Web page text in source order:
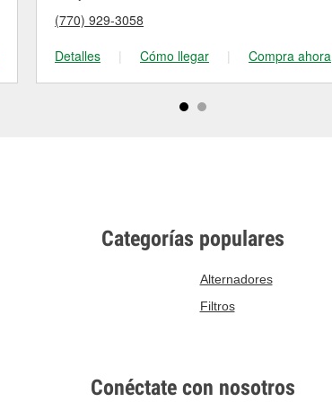
(770) 929-3058
Detalles
| Cómo llegar | Compra ahora
Categorías populares
Alternadores
Filtros
Conéctate con nosotros